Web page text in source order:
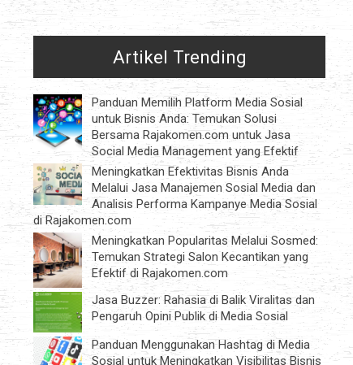
Artikel Trending
Panduan Memilih Platform Media Sosial
untuk Bisnis Anda: Temukan Solusi
Bersama Rajakomen.com untuk Jasa
Social Media Management yang Efektif
Meningkatkan Efektivitas Bisnis Anda
Melalui Jasa Manajemen Sosial Media dan
Analisis Performa Kampanye Media Sosial
di Rajakomen.com
Meningkatkan Popularitas Melalui Sosmed:
Temukan Strategi Salon Kecantikan yang
Efektif di Rajakomen.com
Jasa Buzzer: Rahasia di Balik Viralitas dan
Pengaruh Opini Publik di Media Sosial
Panduan Menggunakan Hashtag di Media
Sosial untuk Meningkatkan Visibilitas Bisnis